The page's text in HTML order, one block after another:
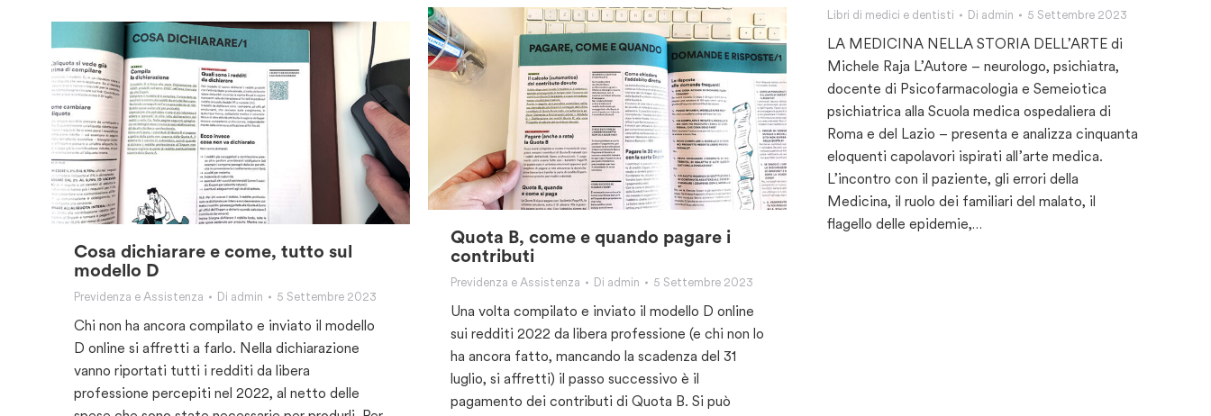
Libri di medici e dentisti Di admin 5 Settembre 2023
LA MEDICINA NELLA STORIA DELL’ARTE di
Michele Raja L’Autore – neurologo, psichiatra,
docente di Psicofarmacologia e Semeiotica
psichiatrica alla Scuola medica ospedaliera di
Roma e del Lazio – presenta e analizza cinquanta
eloquenti capolavori ispirati all’arte medica.
L’incontro con il paziente, gli errori della
Medicina, il ruolo dei familiari del malato, il
flagello delle epidemie,…
Quota B, come e quando pagare i
contributi
Previdenza e Assistenza Di admin 5 Settembre 2023
Una volta compilato e inviato il modello D online
sui redditi 2022 da libera professione (e chi non lo
ha ancora fatto, mancando la scadenza del 31
luglio, si affretti) il passo successivo è il
pagamento dei contributi di Quota B. Si può
Cosa dichiarare e come, tutto sul
modello D
Previdenza e Assistenza Di admin 5 Settembre 2023
Chi non ha ancora compilato e inviato il modello
D online si affretti a farlo. Nella dichiarazione
vanno riportati tutti i redditi da libera
professione percepiti nel 2022, al netto delle